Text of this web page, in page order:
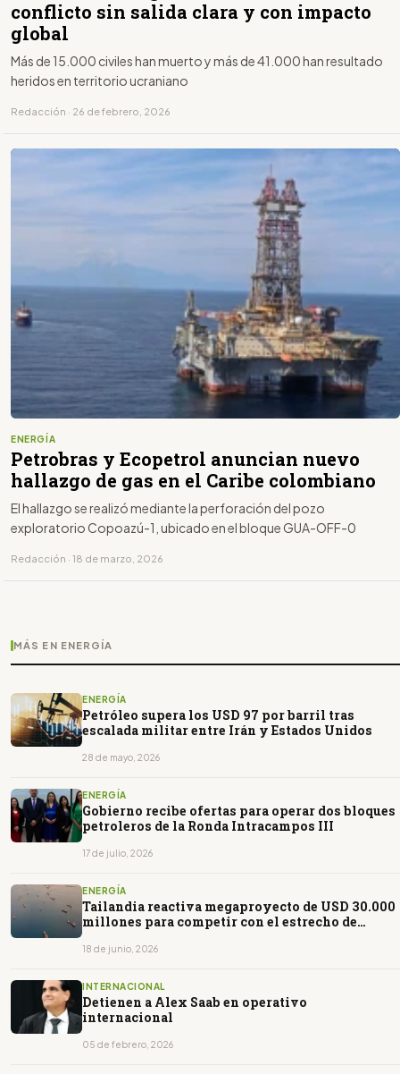
conflicto sin salida clara y con impacto
global
Más de 15.000 civiles han muerto y más de 41.000 han resultado
heridos en territorio ucraniano
Redacción · 26 de febrero, 2026
ENERGÍA
Petrobras y Ecopetrol anuncian nuevo
hallazgo de gas en el Caribe colombiano
El hallazgo se realizó mediante la perforación del pozo
exploratorio Copoazú-1, ubicado en el bloque GUA-OFF-0
Redacción · 18 de marzo, 2026
MÁS EN ENERGÍA
ENERGÍA
Petróleo supera los USD 97 por barril tras
escalada militar entre Irán y Estados Unidos
28 de mayo, 2026
ENERGÍA
Gobierno recibe ofertas para operar dos bloques
petroleros de la Ronda Intracampos III
17 de julio, 2026
ENERGÍA
Tailandia reactiva megaproyecto de USD 30.000
millones para competir con el estrecho de
18 de junio, 2026
INTERNACIONAL
Detienen a Alex Saab en operativo
internacional
05 de febrero, 2026